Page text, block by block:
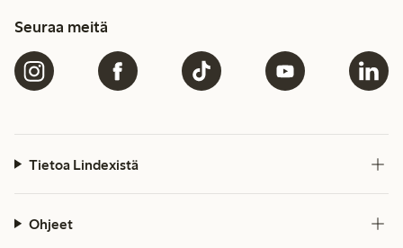
Seuraa meitä
Tietoa Lindexistä
Ohjeet